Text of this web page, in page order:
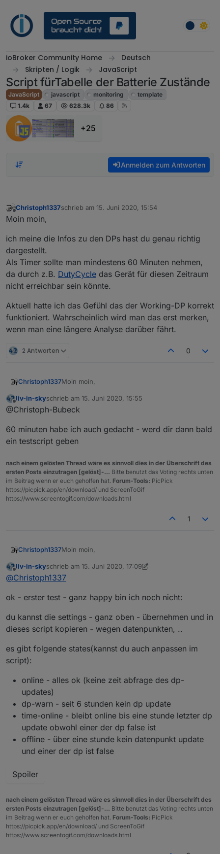
ioBroker Community Home
Deutsch
Skripten / Logik
JavaScript
Script fürTabelle der Batterie Zustände
JavaScript javascript monitoring
template
1.4k
67 628.3k 86
+25
Anmelden zum Antworten
Offline
Christoph1337schrieb am 15. Juni 2020, 15:54
zuletzt editiert von
Moin moin,
ich meine die Infos zu den DPs hast du genau richtig
dargestellt.
Als Timer sollte man mindestens 60 Minuten nehmen,
da durch z.B. DutyCycle das Gerät für diesen Zeitraum
nicht erreichbar sein könnte.
Aktuell hatte ich das Gefühl das der Working-DP korrekt
funktioniert. Wahrscheinlich wird man das erst merken,
wenn man eine längere Analyse darüber fährt.
2 Antworten 0
Christoph1337Moin moin,
ich meine die Infos zu den DPs hast du genau
richtig dargestellt.
nehmen, da durch z.B.DutyCycledas Gerät für
diesen Zeitraum nicht erreichbar sein könnte.
korrekt funktioniert. Wahrscheinlich wird man
das erst merken, wenn man eine längere
Offline
liv-in-skyschrieb am 15. Juni 2020, 15:55
zuletzt editiert von
@Christoph-Bubeck
60 minuten habe ich auch gedacht - werd dir dann bald
ein testscript geben
nach einem gelösten Thread wäre es sinnvoll dies in der Überschrift des
ersten Posts einzutragen [gelöst]-... Bitte benutzt das Voting rechts unten
im Beitrag wenn er euch geholfen hat. Forum-Tools: PicPick
https://picpick.app/en/download/ und ScreenToGif
https://www.screentogif.com/downloads.html
1
Christoph1337Moin moin,
ich meine die Infos zu den DPs hast du genau
richtig dargestellt.
nehmen, da durch z.B.DutyCycledas Gerät für
korrekt funktioniert. Wahrscheinlich wird man
Analyse darüber fährt.
Offline
liv-in-skyschrieb am 15. Juni 2020, 17:09
zuletzt editiert von liv-in-sky
@Christoph1337
ok - erster test - ganz happy bin ich noch nicht:
du kannst die settings - ganz oben - übernehmen und in
dieses script kopieren - wegen datenpunkten, ..
es gibt folgende states(kannst du auch anpassen im
script):
online - alles ok (keine zeit abfrage des dp-
updates)
dp-warn - seit 6 stunden kein dp update
time-online - bleibt online bis eine stunde letzter dp
update obwohl einer der dp false ist
offline - über eine stunde kein datenpunkt update
und einer der dp ist false
Spoiler
nach einem gelösten Thread wäre es sinnvoll dies in der Überschrift des
ersten Posts einzutragen [gelöst]-... Bitte benutzt das Voting rechts unten
im Beitrag wenn er euch geholfen hat. Forum-Tools: PicPick
https://picpick.app/en/download/ und ScreenToGif
https://www.screentogif.com/downloads.html